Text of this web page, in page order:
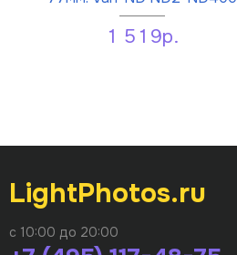
1 519р.
LightPhotos.ru
с 10:00 до 20:00